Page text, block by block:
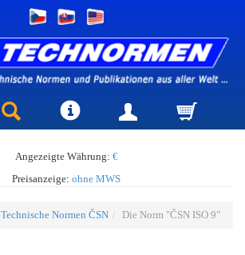
Angezeigte Währung: €
Preisanzeige: ohne MWS
Technische Normen ČSN Die Norm "ČSN ISO 9"